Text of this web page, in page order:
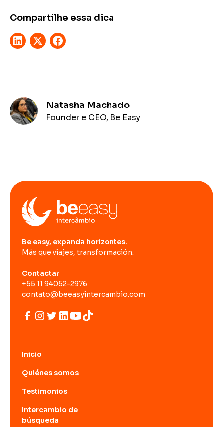
Compartilhe essa dica
Natasha Machado
Founder e CEO, Be Easy
Be easy, expanda horizontes.
Más que viajes, transformación.
Contactar
+55 11 94052-2976
contato@beeasyintercambio.com
Inicio
Quiénes somos
Testimonios
Intercambio de
búsqueda